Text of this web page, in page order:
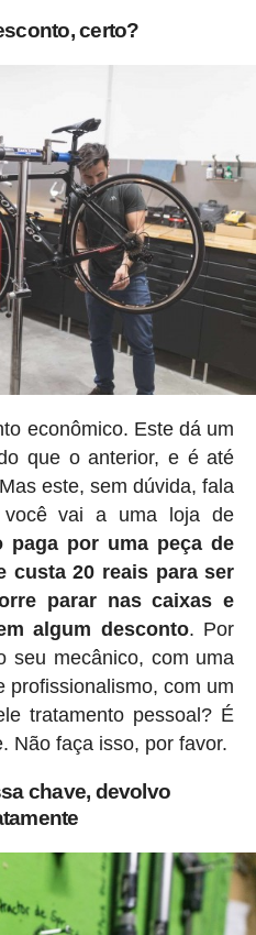
certo?
econômico. Este dá um
que o anterior, e é até
este, sem dúvida, fala
vai a uma loja de
paga por uma peça de
custa 20 reais para ser
parar nas caixas e
algum desconto. Por
seu mecânico, com uma
profissionalismo, com um
tratamento pessoal? É
Não faça isso, por favor.
chave, devolvo